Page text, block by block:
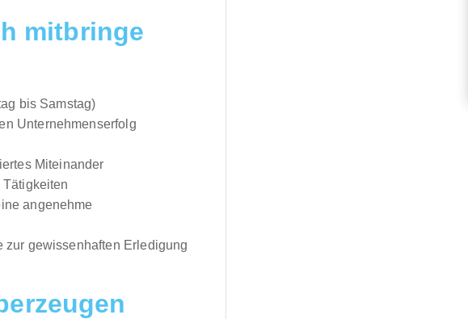
mitbringe
bis Samstag)
Unternehmenserfolg
Miteinander
angenehme
gewissenhaften Erledigung